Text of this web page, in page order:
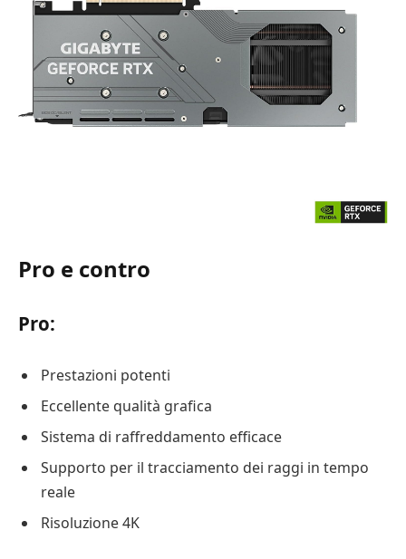
Pro e contro
Pro:
Prestazioni potenti
Eccellente qualità grafica
Sistema di raffreddamento efficace
Supporto per il tracciamento dei raggi in tempo
reale
Risoluzione 4K